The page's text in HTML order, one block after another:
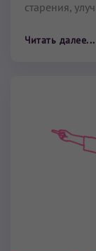
старения,
Читать далее...